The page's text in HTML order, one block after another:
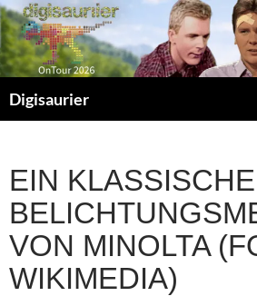
Zum
Inhalt
springen
Digisaurier
EIN
VON MINOLTA
WIKIMEDIA)